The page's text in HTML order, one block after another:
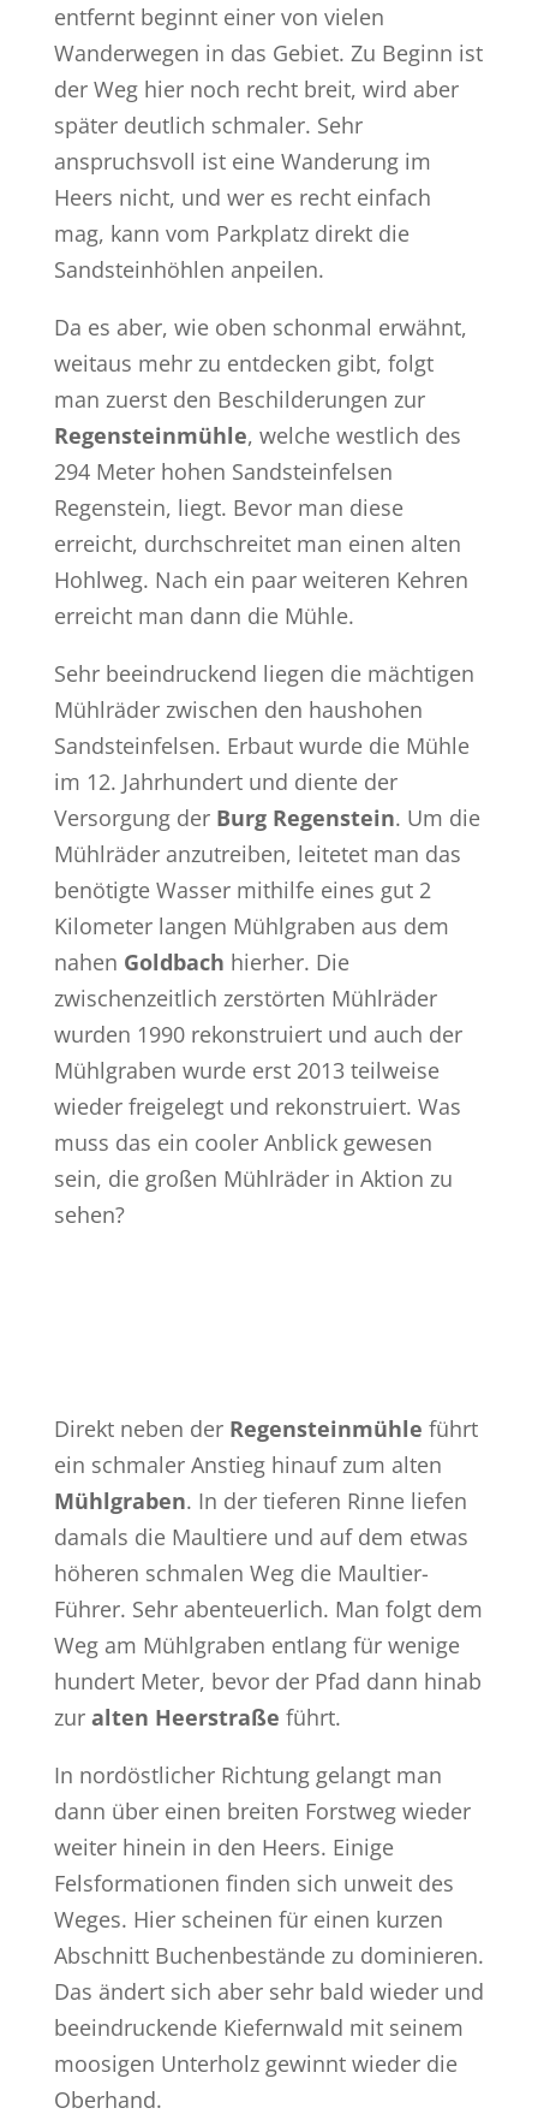
entfernt beginnt einer von vielen
Wanderwegen in das Gebiet. Zu Beginn ist
der Weg hier noch recht breit, wird aber
später deutlich schmaler. Sehr
anspruchsvoll ist eine Wanderung im
Heers nicht, und wer es recht einfach
mag, kann vom Parkplatz direkt die
Sandsteinhöhlen anpeilen.
Da es aber, wie oben schonmal erwähnt,
weitaus mehr zu entdecken gibt, folgt
man zuerst den Beschilderungen zur
Regensteinmühle, welche westlich des
294 Meter hohen Sandsteinfelsen
Regenstein, liegt. Bevor man diese
erreicht, durchschreitet man einen alten
Hohlweg. Nach ein paar weiteren Kehren
erreicht man dann die Mühle.
Sehr beeindruckend liegen die mächtigen
Mühlräder zwischen den haushohen
Sandsteinfelsen. Erbaut wurde die Mühle
im 12. Jahrhundert und diente der
Versorgung der Burg Regenstein. Um die
Mühlräder anzutreiben, leitetet man das
benötigte Wasser mithilfe eines gut 2
Kilometer langen Mühlgraben aus dem
nahen Goldbach hierher. Die
zwischenzeitlich zerstörten Mühlräder
wurden 1990 rekonstruiert und auch der
Mühlgraben wurde erst 2013 teilweise
wieder freigelegt und rekonstruiert. Was
muss das ein cooler Anblick gewesen
sein, die großen Mühlräder in Aktion zu
sehen?
Direkt neben der Regensteinmühle führt
ein schmaler Anstieg hinauf zum alten
Mühlgraben. In der tieferen Rinne liefen
damals die Maultiere und auf dem etwas
höheren schmalen Weg die Maultier-
Führer. Sehr abenteuerlich. Man folgt dem
Weg am Mühlgraben entlang für wenige
hundert Meter, bevor der Pfad dann hinab
zur alten Heerstraße führt.
In nordöstlicher Richtung gelangt man
dann über einen breiten Forstweg wieder
weiter hinein in den Heers. Einige
Felsformationen finden sich unweit des
Weges. Hier scheinen für einen kurzen
Abschnitt Buchenbestände zu dominieren.
Das ändert sich aber sehr bald wieder und
beeindruckende Kiefernwald mit seinem
moosigen Unterholz gewinnt wieder die
Oberhand.